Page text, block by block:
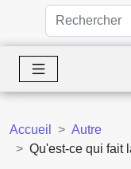
Accueil
Autre
Qu'est-ce qui fait